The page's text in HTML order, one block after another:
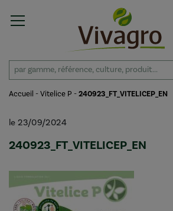
Accueil -Vitelice P -240923_FT_VITELICEP_EN
le 23/09/2024
240923_FT_VITELICEP_EN